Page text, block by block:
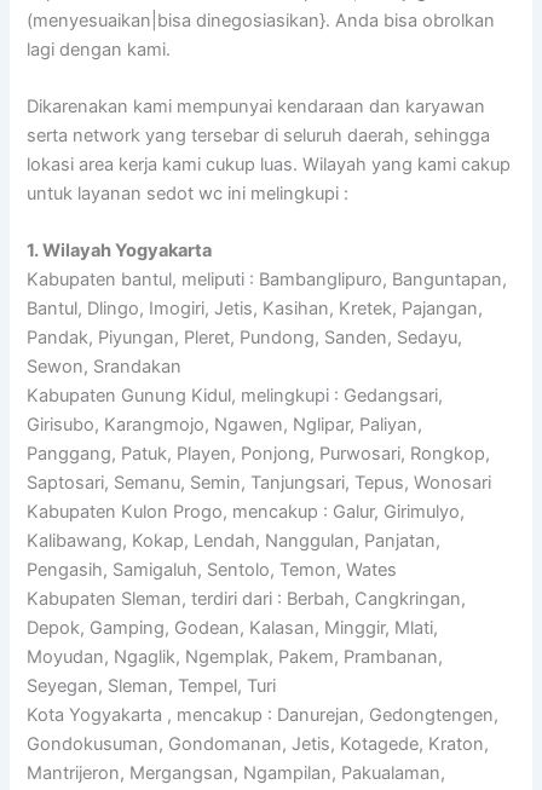
(menyesuaikan|bisa dinegosiasikan}. Anda bisa obrolkan
lagi dengan kami.
Dikarenakan kami mempunyai kendaraan dan karyawan
serta network yang tersebar di seluruh daerah, sehingga
lokasi area kerja kami cukup luas. Wilayah yang kami cakup
untuk layanan sedot wc ini melingkupi :
1. Wilayah Yogyakarta
Kabupaten bantul, meliputi : Bambanglipuro, Banguntapan,
Bantul, Dlingo, Imogiri, Jetis, Kasihan, Kretek, Pajangan,
Pandak, Piyungan, Pleret, Pundong, Sanden, Sedayu,
Sewon, Srandakan
Kabupaten Gunung Kidul, melingkupi : Gedangsari,
Girisubo, Karangmojo, Ngawen, Nglipar, Paliyan,
Panggang, Patuk, Playen, Ponjong, Purwosari, Rongkop,
Saptosari, Semanu, Semin, Tanjungsari, Tepus, Wonosari
Kabupaten Kulon Progo, mencakup : Galur, Girimulyo,
Kalibawang, Kokap, Lendah, Nanggulan, Panjatan,
Pengasih, Samigaluh, Sentolo, Temon, Wates
Kabupaten Sleman, terdiri dari : Berbah, Cangkringan,
Depok, Gamping, Godean, Kalasan, Minggir, Mlati,
Moyudan, Ngaglik, Ngemplak, Pakem, Prambanan,
Seyegan, Sleman, Tempel, Turi
Kota Yogyakarta , mencakup : Danurejan, Gedongtengen,
Gondokusuman, Gondomanan, Jetis, Kotagede, Kraton,
Mantrijeron, Mergangsan, Ngampilan, Pakualaman,